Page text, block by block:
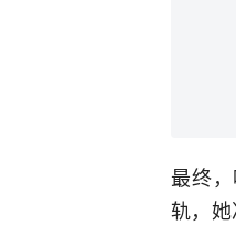
最终
轨，